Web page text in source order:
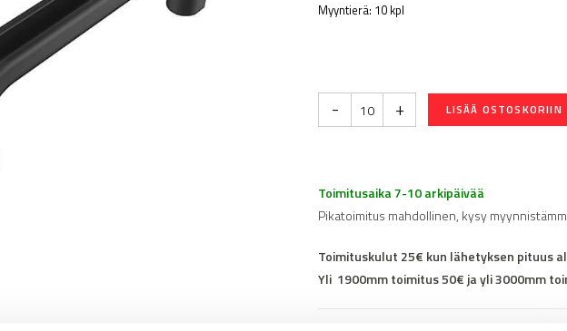
Myyntierä: 10 kpl
- + LISÄÄ OSTOSKORIIN
Toimitusaika 7-10 arkipäivää
Pikatoimitus mahdollinen, kysy
Toimituskulut 25€ kun lähetyksen pituus
Yli 1900mm toimitus 50€ ja yli 3000mm